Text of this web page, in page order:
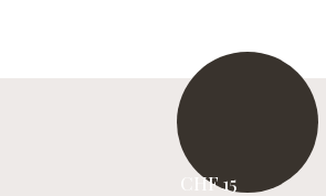
CHF 15